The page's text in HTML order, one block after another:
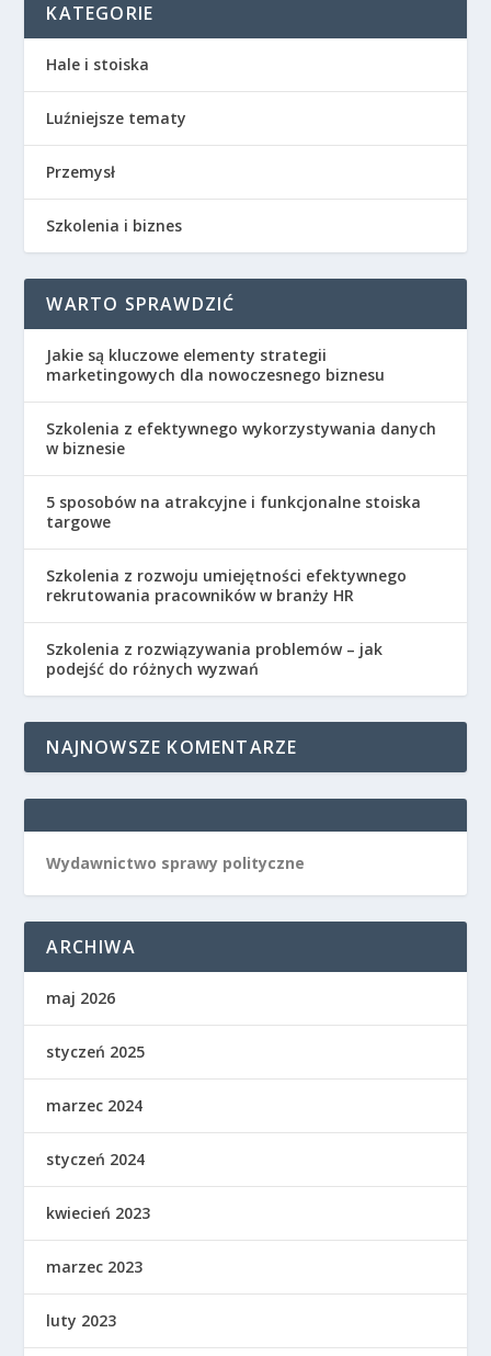
KATEGORIE
Hale i stoiska
Luźniejsze tematy
Przemysł
Szkolenia i biznes
WARTO SPRAWDZIĆ
Jakie są kluczowe elementy strategii
marketingowych dla nowoczesnego biznesu
Szkolenia z efektywnego wykorzystywania danych
w biznesie
5 sposobów na atrakcyjne i funkcjonalne stoiska
targowe
Szkolenia z rozwoju umiejętności efektywnego
rekrutowania pracowników w branży HR
Szkolenia z rozwiązywania problemów – jak
podejść do różnych wyzwań
NAJNOWSZE KOMENTARZE
Wydawnictwo sprawy polityczne
ARCHIWA
maj 2026
styczeń 2025
marzec 2024
styczeń 2024
kwiecień 2023
marzec 2023
luty 2023